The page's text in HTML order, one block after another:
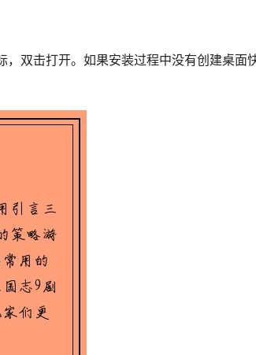
双击打开。如果安装过程中没有创建桌面